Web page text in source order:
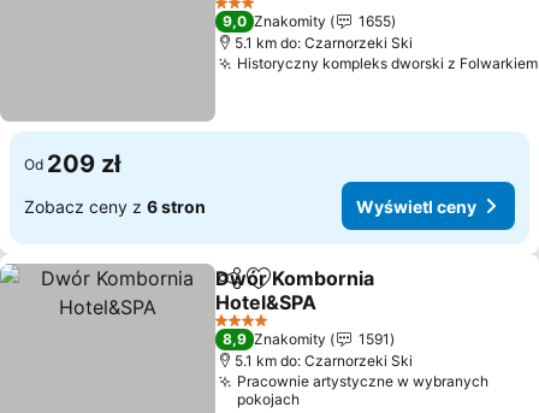
3 Kategoria
9,0 Znakomity
1655
5.1 km do: Czarnorzeki Ski
Historyczny kompleks dworski z Folwarkiem
Od 209 zł
Zobacz ceny z 6 stron Wyświetl ceny
Udostępnij
Dodaj do ulubionych
Dwór Kombornia
Hotel&SPA
4 Kategoria
8,9 Znakomity
1591
5.1 km do: Czarnorzeki Ski
Pracownie artystyczne w wybranych
pokojach